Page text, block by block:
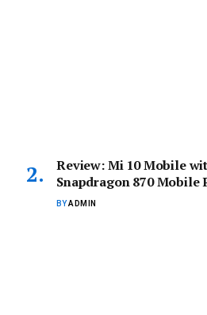
Review: Mi 10 Mobile
Snapdragon 870 Mobile
BYADMIN